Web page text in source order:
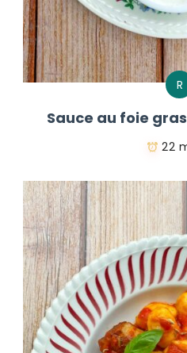
R
Sauce au foie
22